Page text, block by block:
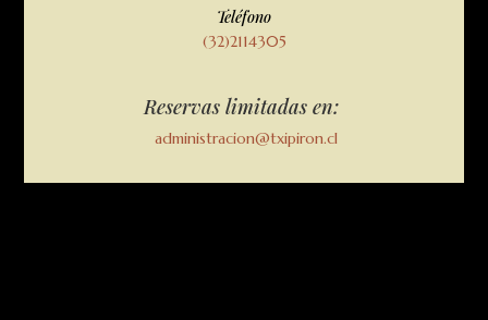
Teléfono
(32)2114305
Reservas limitadas en:
administracion@txipiron.cl